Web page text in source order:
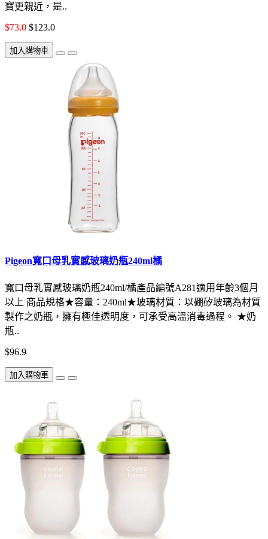
寶更親近，是..
$73.0 $123.0
加入購物車
Pigeon寬口母乳實感玻璃奶瓶240ml橘
寬口母乳實感玻璃奶瓶240ml/橘產品編號A281適用年齡3個月
以上 商品規格★容量：240ml★玻璃材質：以硼矽玻璃為材質
製作之奶瓶，擁有極佳透明度，可承受高溫消毒過程。 ★奶
瓶..
$96.9
加入購物車